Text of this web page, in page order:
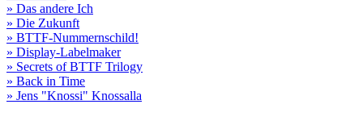
» Das andere Ich
» Die Zukunft
» BTTF-Nummernschild!
» Display-Labelmaker
» Secrets of BTTF Trilogy
» Back in Time
» Jens "Knossi" Knossalla